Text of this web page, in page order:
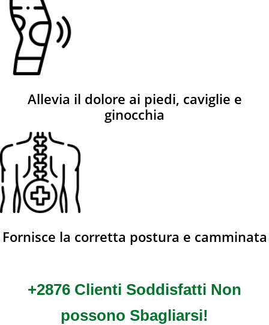
Allevia il dolore ai piedi, caviglie e
ginocchia
Fornisce la corretta postura e camminata
+2876 Clienti Soddisfatti Non
possono Sbagliarsi!